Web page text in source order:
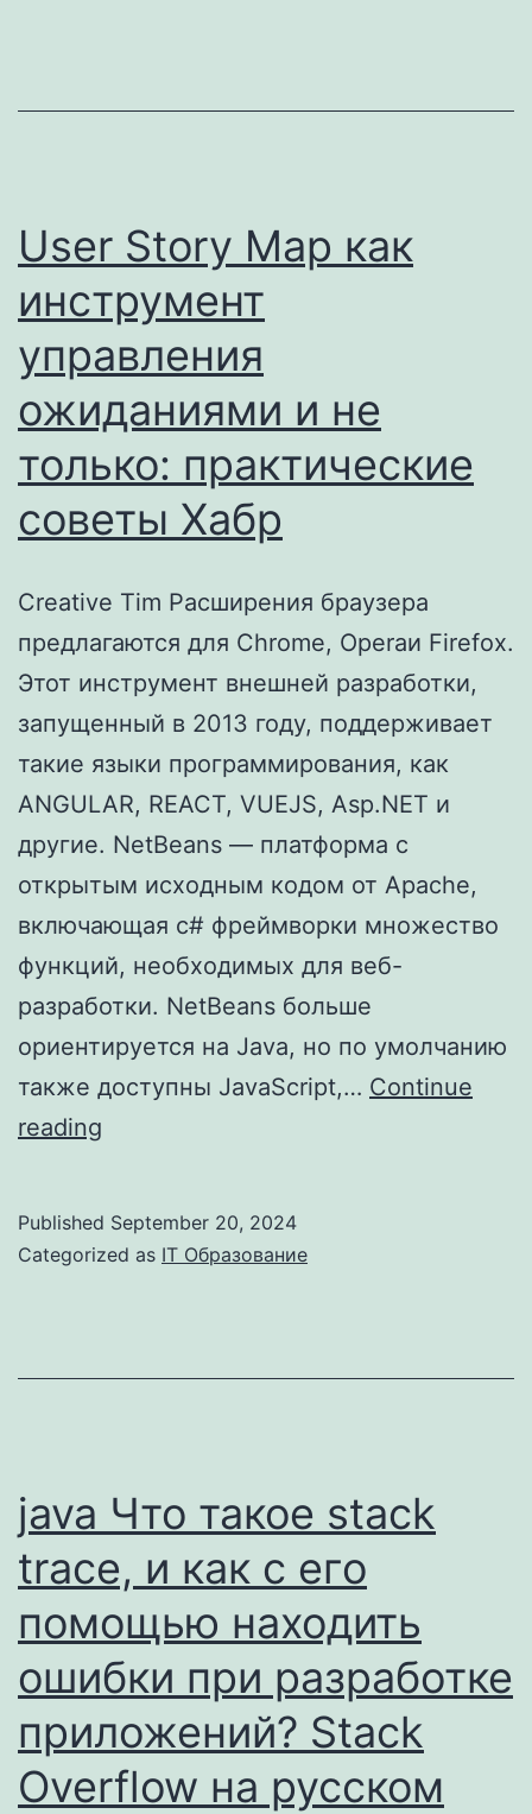
User Story Map как
инструмент
управления
ожиданиями и не
только: практические
советы Хабр
Creative Tim Расширения браузера
предлагаются для Chrome, Operaи Firefox.
Этот инструмент внешней разработки,
запущенный в 2013 году, поддерживает
такие языки программирования, как
ANGULAR, REACT, VUEJS, Asp.NET и
другие. NetBeans — платформа с
открытым исходным кодом от Apache,
включающая c# фреймворки множество
функций, необходимых для веб-
разработки. NetBeans больше
ориентируется на Java, но по умолчанию
также доступны JavaScript,… Continue
reading
как
практические
советы
Хабр
Published September 20, 2024
Categorized as IT Образование
java Что такое stack
trace, и как с его
помощью находить
ошибки при разработке
приложений? Stack
Overflow на русском